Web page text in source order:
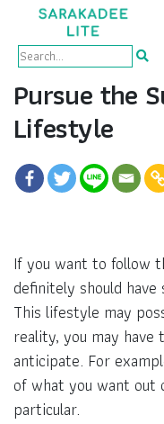
Pursue the
Lifestyle
If you want to follow
definitely should
This lifestyle may
reality, you may
anticipate. For
of what you want out
particular.